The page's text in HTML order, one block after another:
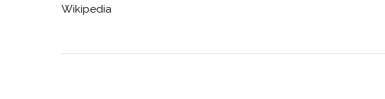
Wikipedia